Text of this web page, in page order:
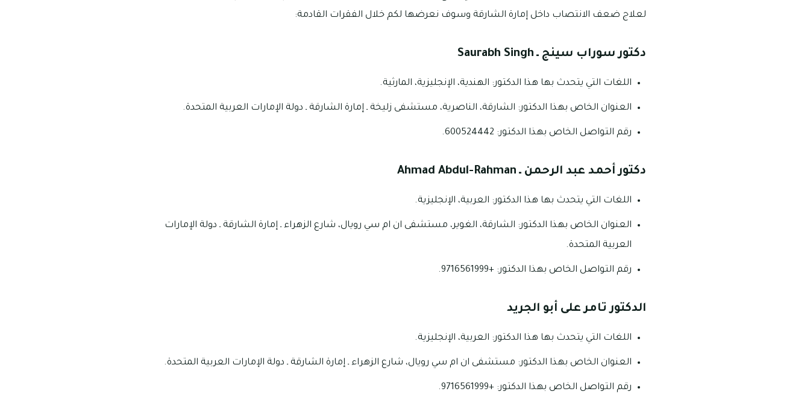
لعلاج ضعف الانتصاب داخل إمارة الشارقة وسوف نعرضها لكم خلال الفقرات القادمة:
دكتور سوراب سينج ـ Saurabh Singh
اللغات التي يتحدث بها هذا الدكتور: الهندية، الإنجليزية، المارثية.
العنوان الخاص بهذا الدكتور: الشارقة، الناصرية، مستشفى زليخة ـ إمارة الشارقة ـ دولة الإمارات العربية المتحدة.
رقم التواصل الخاص بهذا الدكتور: 600524442.
دكتور أحمد عبد الرحمن ـ Ahmad Abdul-Rahman
اللغات التي يتحدث بها هذا الدكتور: العربية، الإنجليزية.
العنوان الخاص بهذا الدكتور: الشارقة، الغوير، مستشفى ان ام سي رويال، شارع الزهراء ـ إمارة الشارقة ـ دولة الإمارات
العربية المتحدة.
رقم التواصل الخاص بهذا الدكتور: +9716561999.
الدكتور تامر على أبو الجريد
اللغات التي يتحدث بها هذا الدكتور: العربية، الإنجليزية.
العنوان الخاص بهذا الدكتور: مستشفى ان ام سي رويال، شارع الزهراء ـ إمارة الشارقة ـ دولة الإمارات العربية المتحدة.
رقم التواصل الخاص بهذا الدكتور: +9716561999.